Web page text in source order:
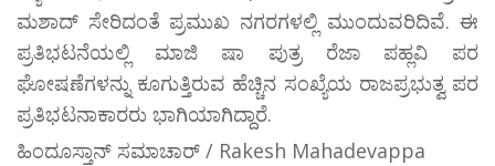
ಮಶಾದ್ ಸೇರಿದಂತೆ ಪ್ರಮುಖ ನಗರಗಳಲ್ಲಿ ಮುಂದುವರಿದಿವೆ. ಈ
ಪ್ರತಿಭಟನೆಯಲ್ಲಿ ಮಾಜಿ ಷಾ ಪುತ್ರ ರೆಜಾ ಪಹ್ಲವಿ ಪರ
ಘೋಷಣೆಗಳನ್ನು ಕೂಗುತ್ತಿರುವ ಹೆಚ್ಚಿನ ಸಂಖ್ಯೆಯ ರಾಜಪ್ರಭುತ್ವ ಪರ
ಪ್ರತಿಭಟನಾಕಾರರು ಭಾಗಿಯಾಗಿದ್ದಾರೆ.
ಹಿಂದೂಸ್ತಾನ್ ಸಮಾಚಾರ್ / Rakesh Mahadevappa